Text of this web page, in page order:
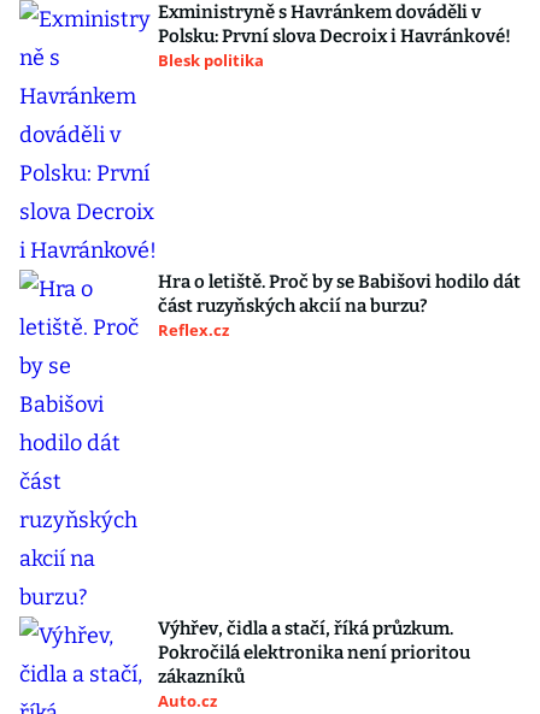
Exministryně s Havránkem dováděli v
Polsku: První slova Decroix i Havránkové!
Blesk politika
Hra o letiště. Proč by se Babišovi hodilo dát
část ruzyňských akcií na burzu?
Reflex.cz
Výhřev, čidla a stačí, říká průzkum.
Pokročilá elektronika není prioritou
zákazníků
Auto.cz